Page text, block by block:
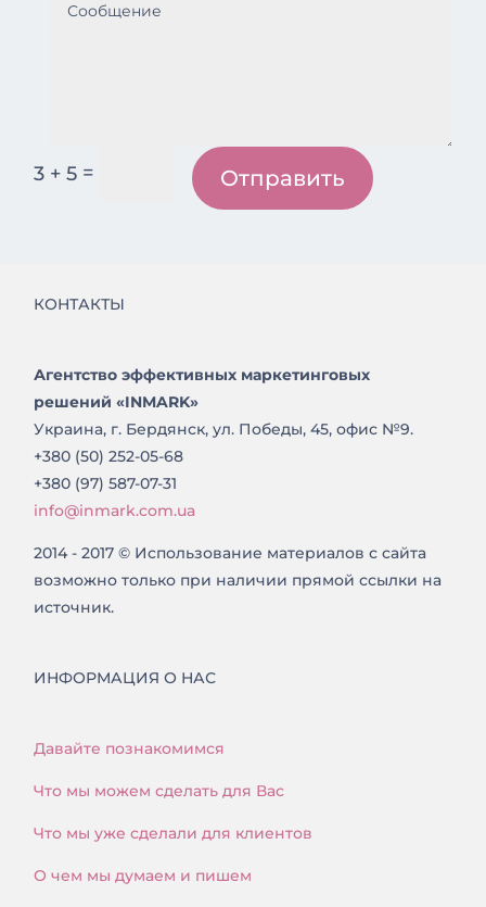
3 + 5 = Отправить
КОНТАКТЫ
Агентство эффективных маркетинговых
решений «INMARK»
Украина, г. Бердянск, ул. Победы, 45, офис №9.
+380 (50) 252-05-68
+380 (97) 587-07-31
info@inmark.com.ua
2014 - 2017 © Использование материалов с сайта
возможно только при наличии прямой ссылки на
источник.
ИНФОРМАЦИЯ О НАС
Давайте познакомимся
Что мы можем сделать для Вас
Что мы уже сделали для клиентов
О чем мы думаем и пишем